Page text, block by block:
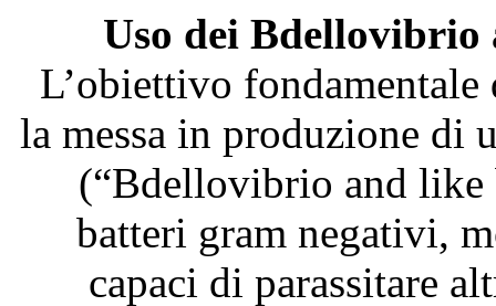
Uso dei
L’obiettivo fondamentale
la messa in produzione di
(“Bdellovibrio and like
batteri gram negativi,
capaci di parassitare